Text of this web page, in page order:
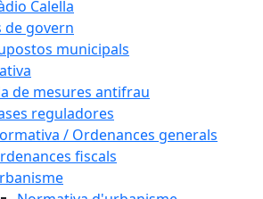
Calella
de govern
municipals
de mesures antifrau
reguladores
/ Ordenances generals
fiscals